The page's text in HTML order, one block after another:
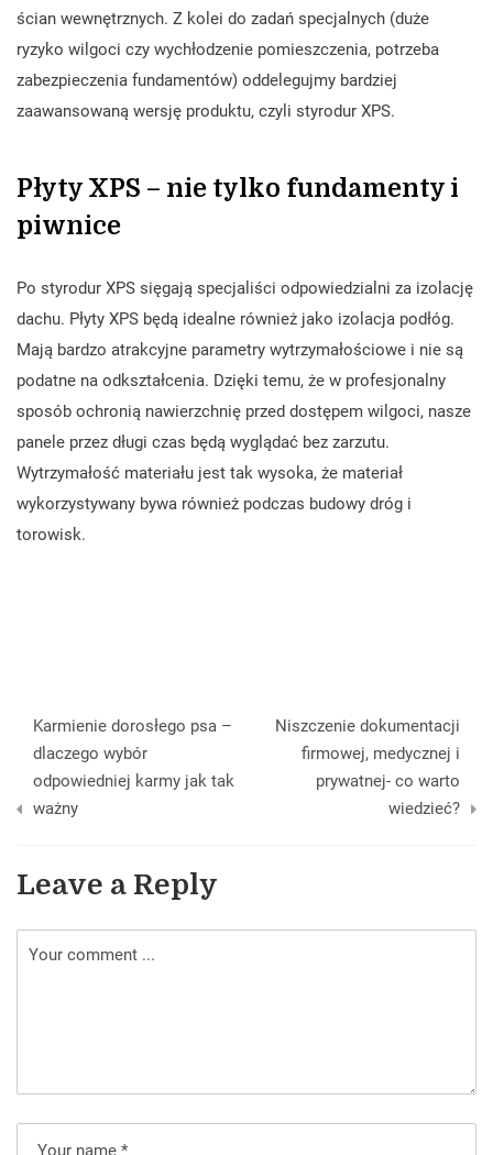
ścian wewnętrznych. Z kolei do zadań specjalnych (duże
ryzyko wilgoci czy wychłodzenie pomieszczenia, potrzeba
zabezpieczenia fundamentów) oddelegujmy bardziej
zaawansowaną wersję produktu, czyli styrodur XPS.
Płyty XPS – nie tylko fundamenty i
piwnice
Po styrodur XPS sięgają specjaliści odpowiedzialni za izolację
dachu. Płyty XPS będą idealne również jako izolacja podłóg.
Mają bardzo atrakcyjne parametry wytrzymałościowe i nie są
podatne na odkształcenia. Dzięki temu, że w profesjonalny
sposób ochronią nawierzchnię przed dostępem wilgoci, nasze
panele przez długi czas będą wyglądać bez zarzutu.
Wytrzymałość materiału jest tak wysoka, że materiał
wykorzystywany bywa również podczas budowy dróg i
torowisk.
Nawigacja
wpisu
Karmienie dorosłego psa –
dlaczego wybór
odpowiedniej karmy jak tak
ważny
Niszczenie dokumentacji
firmowej, medycznej i
prywatnej- co warto
wiedzieć?
Leave a Reply